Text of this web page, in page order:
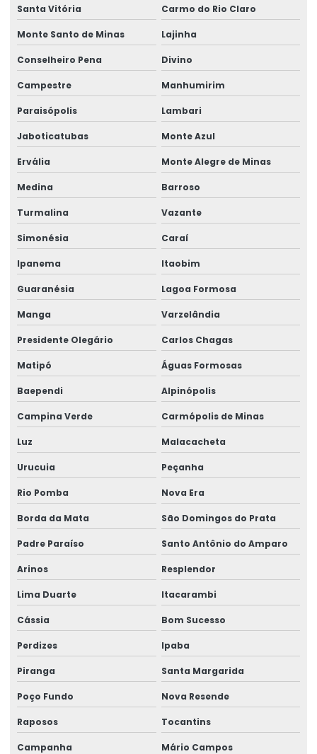
Santa Vitória Carmo do Rio Claro
Monte Santo de Minas Lajinha
Conselheiro Pena Divino
Campestre Manhumirim
Paraisópolis Lambari
Jaboticatubas Monte Azul
Ervália Monte Alegre de Minas
Medina Barroso
Turmalina Vazante
Simonésia Caraí
Ipanema Itaobim
Guaranésia Lagoa Formosa
Manga Varzelândia
Presidente Olegário Carlos Chagas
Matipó Águas Formosas
Baependi Alpinópolis
Campina Verde Carmópolis de Minas
Luz Malacacheta
Urucuia Peçanha
Rio Pomba Nova Era
Borda da Mata São Domingos do Prata
Padre Paraíso Santo Antônio do Amparo
Arinos Resplendor
Lima Duarte Itacarambi
Cássia Bom Sucesso
Perdizes Ipaba
Piranga Santa Margarida
Poço Fundo Nova Resende
Raposos Tocantins
Campanha Mário Campos